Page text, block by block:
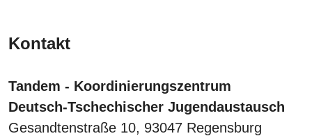
Kontakt
Tandem - Koordinierungszentrum
Deutsch-Tschechischer Jugendaustausch
Gesandtenstraße 10, 93047 Regensburg